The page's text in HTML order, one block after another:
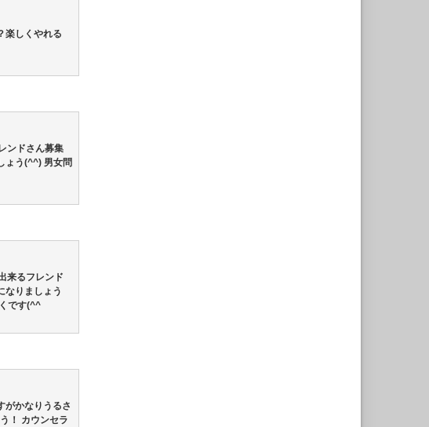
楽しくやれる
ンドさん募集
ょう(^^) 男女問
来るフレンド
なりましょう
です(^^
がかなりうるさ
！ カウンセラ